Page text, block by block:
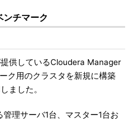
チマーク
供しているCloudera Manager
ク用のクラスタを新規に構築
ました。
理サーバ1台、マスター1台お